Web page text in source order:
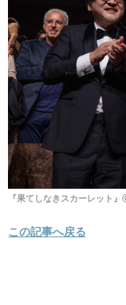
『果てしなきスカーレット
この記事へ戻る